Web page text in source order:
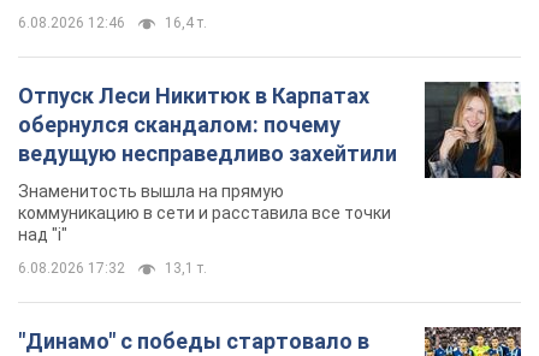
6.08.2026 12:46 16,4 т.
Отпуск Леси Никитюк в Карпатах
обернулся скандалом: почему
ведущую несправедливо захейтили
Знаменитость вышла на прямую
коммуникацию в сети и расставила все точки
над "i"
6.08.2026 17:32 13,1 т.
"Динамо" с победы стартовало в